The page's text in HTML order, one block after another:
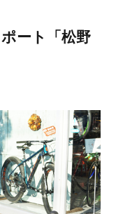
ート「松野